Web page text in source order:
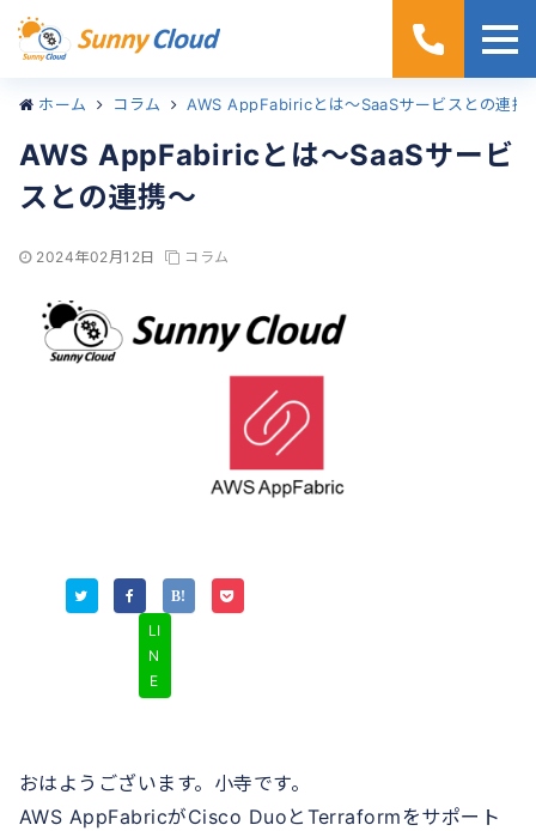
ホーム コラム AWS AppFabiricとは～SaaSサービスとの連携
AWS AppFabiricとは～SaaSサービ
スとの連携～
2024年02月12日 コラム
LI
N
E
おはようございます。小寺です。
AWS AppFabricがCisco DuoとTerraformをサポート